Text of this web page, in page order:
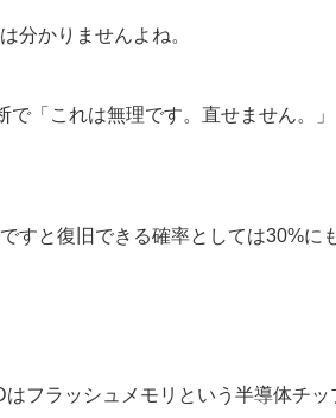
分かりませんよね。
「これは無理です。直せません。
と復旧できる確率としては30%に
フラッシュメモリという半導体チッ